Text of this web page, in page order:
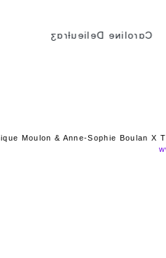
Cɑɾoliɴe Delieuƚɾɑʒ
Moulon & Anne-Sophie Boulan